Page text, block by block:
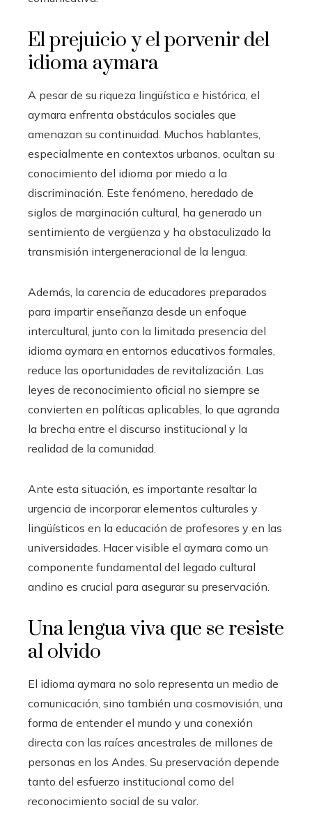
El prejuicio y el porvenir del
idioma aymara
A pesar de su riqueza lingüística e histórica, el
aymara enfrenta obstáculos sociales que
amenazan su continuidad. Muchos hablantes,
especialmente en contextos urbanos, ocultan su
conocimiento del idioma por miedo a la
discriminación. Este fenómeno, heredado de
siglos de marginación cultural, ha generado un
sentimiento de vergüenza y ha obstaculizado la
transmisión intergeneracional de la lengua.
Además, la carencia de educadores preparados
para impartir enseñanza desde un enfoque
intercultural, junto con la limitada presencia del
idioma aymara en entornos educativos formales,
reduce las oportunidades de revitalización. Las
leyes de reconocimiento oficial no siempre se
convierten en políticas aplicables, lo que agranda
la brecha entre el discurso institucional y la
realidad de la comunidad.
Ante esta situación, es importante resaltar la
urgencia de incorporar elementos culturales y
lingüísticos en la educación de profesores y en las
universidades. Hacer visible el aymara como un
componente fundamental del legado cultural
andino es crucial para asegurar su preservación.
Una lengua viva que se resiste
al olvido
El idioma aymara no solo representa un medio de
comunicación, sino también una cosmovisión, una
forma de entender el mundo y una conexión
directa con las raíces ancestrales de millones de
personas en los Andes. Su preservación depende
tanto del esfuerzo institucional como del
reconocimiento social de su valor.